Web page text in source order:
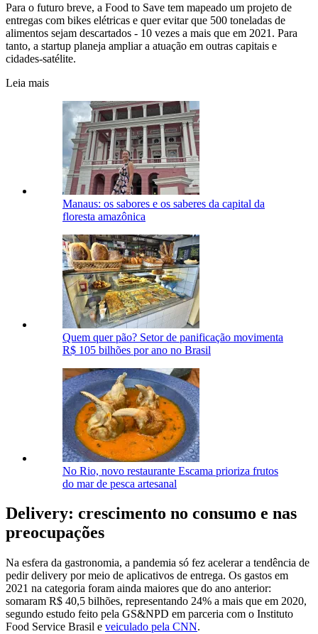
Para o futuro breve, a Food to Save tem mapeado um projeto de
entregas com bikes elétricas e quer evitar que 500 toneladas de
alimentos sejam descartados - 10 vezes a mais que em 2021. Para
tanto, a startup planeja ampliar a atuação em outras capitais e
cidades-satélite.
Leia mais
Manaus: os sabores e os saberes da capital da
floresta amazônica
Quem quer pão? Setor de panificação movimenta
R$ 105 bilhões por ano no Brasil
No Rio, novo restaurante Escama prioriza frutos
do mar de pesca artesanal
Delivery: crescimento no consumo e nas
preocupações
Na esfera da gastronomia, a pandemia só fez acelerar a tendência de
pedir delivery por meio de aplicativos de entrega. Os gastos em
2021 na categoria foram ainda maiores que do ano anterior:
somaram R$ 40,5 bilhões, representando 24% a mais que em 2020,
segundo estudo feito pela GS&NPD em parceria com o Instituto
Food Service Brasil e veiculado pela CNN.